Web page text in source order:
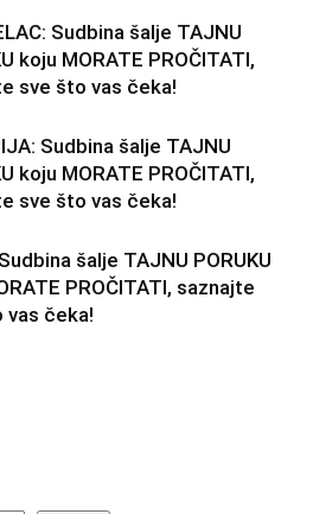
Sudbina šalje TAJNU
koju MORATE PROČITATI,
sve što vas čeka!
Sudbina šalje TAJNU
koju MORATE PROČITATI,
sve što vas čeka!
šalje TAJNU PORUKU
PROČITATI, saznajte
vas čeka!